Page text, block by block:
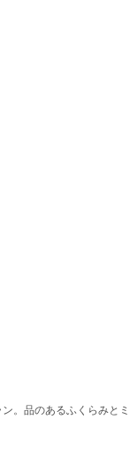
。品のあるふくらみと